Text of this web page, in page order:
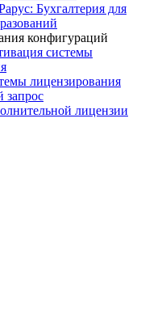
Бухгалтерия для
конфигураций
системы
лицензирования
запрос
лицензии